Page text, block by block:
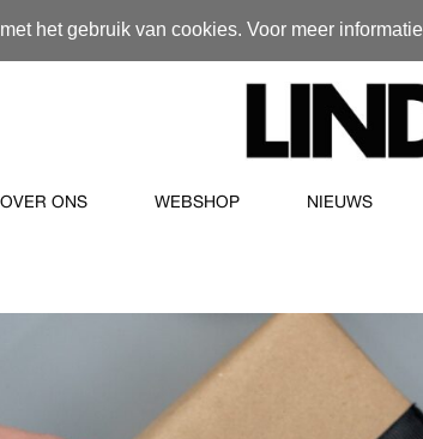
het gebruik van cookies. Voor meer informatie
OVER ONS WEBSHOP NIEUWS